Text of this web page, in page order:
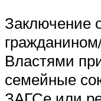
Заключение
Властями
семейные